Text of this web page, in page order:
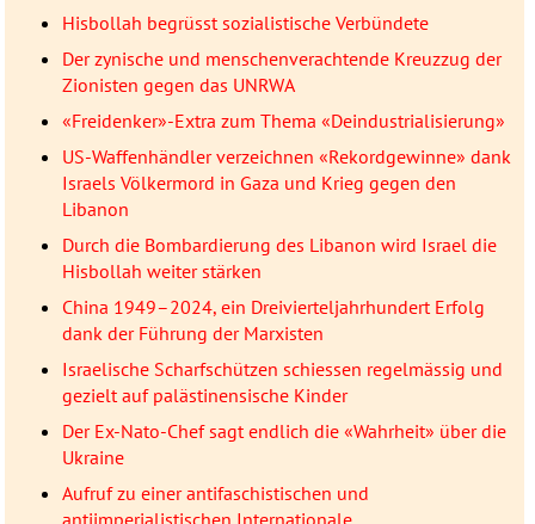
Hisbollah begrüsst sozialistische Verbündete
Der zynische und menschenverachtende Kreuzzug der
Zionisten gegen das UNRWA
«Freidenker»-Extra zum Thema «Deindustrialisierung»
US-Waffenhändler verzeichnen «Rekordgewinne» dank
Israels Völkermord in Gaza und Krieg gegen den
Libanon
Durch die Bombardierung des Libanon wird Israel die
Hisbollah weiter stärken
China 1949–2024, ein Dreivierteljahrhundert Erfolg
dank der Führung der Marxisten
Israelische Scharfschützen schiessen regelmässig und
gezielt auf palästinensische Kinder
Der Ex-Nato-Chef sagt endlich die «Wahrheit» über die
Ukraine
Aufruf zu einer antifaschistischen und
antiimperialistischen Internationale